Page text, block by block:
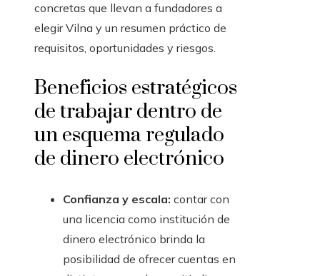
concretas que llevan a fundadores a
elegir Vilna y un resumen práctico de
requisitos, oportunidades y riesgos.
Beneficios estratégicos
de trabajar dentro de
un esquema regulado
de dinero electrónico
Confianza y escala: contar con
una licencia como institución de
dinero electrónico brinda la
posibilidad de ofrecer cuentas en